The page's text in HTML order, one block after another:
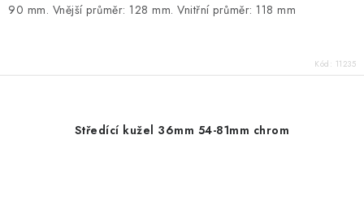
90 mm. Vnější průměr: 128 mm. Vnitřní průměr: 118 mm
Kód: 11235
Středící kužel 36mm 54-81mm chrom